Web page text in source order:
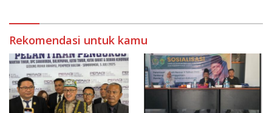
Rekomendasi untuk kamu